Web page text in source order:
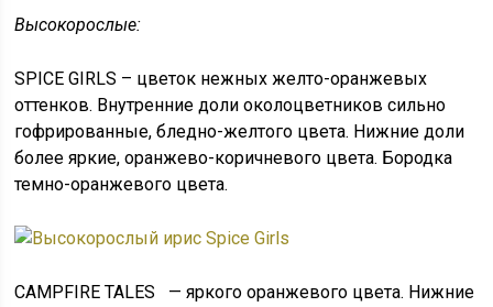
Высокорослые:
SPICE GIRLS – цветок нежных желто-оранжевых
оттенков. Внутренние доли околоцветников сильно
гофрированные, бледно-желтого цвета. Нижние доли
более яркие, оранжево-коричневого цвета. Бородка
темно-оранжевого цвета.
CAMPFIRE TALES — яркого оранжевого цвета. Нижние